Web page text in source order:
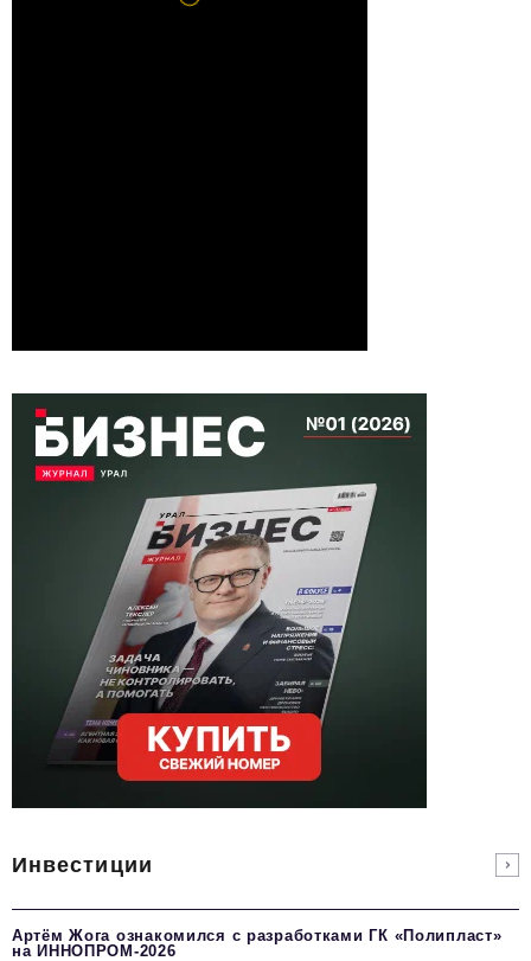
Инвестиции
Артём Жога ознакомился с разработками ГК «Полипласт»
на ИННОПРОМ-2026